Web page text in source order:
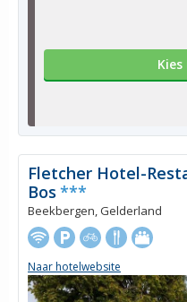
Fletcher Hotel-
Bos ***
Beekbergen, Gelderland
Naar hotelwebsite